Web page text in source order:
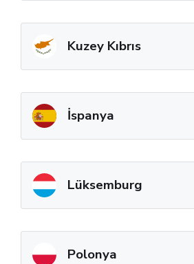
Kuzey Kıbrıs
İspanya
Lüksemburg
Polonya